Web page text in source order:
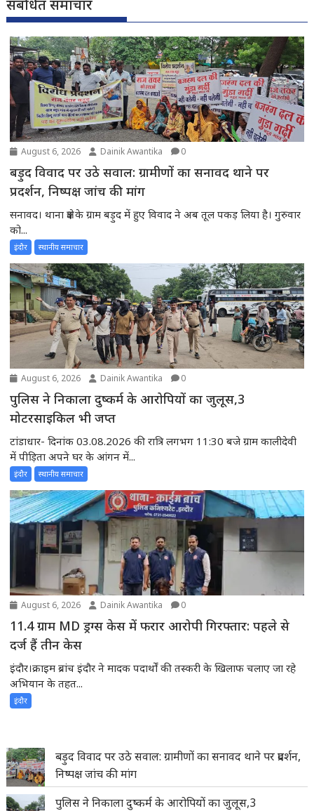
संबंधित समाचार
August 6, 2026 Dainik Awantika 0
बड़ुद विवाद पर उठे सवाल: ग्रामीणों का सनावद थाने पर
प्रदर्शन, निष्पक्ष जांच की मांग
सनावद। थाना क्षेत्र के ग्राम बड़ुद में हुए विवाद ने अब तूल पकड़ लिया है। गुरुवार
को...
इंदौर स्थानीय समाचार
August 6, 2026 Dainik Awantika 0
पुलिस ने निकाला दुष्कर्म के आरोपियों का जुलूस,3
मोटरसाइकिल भी जप्त
टांडाधार- दिनांक 03.08.2026 की रात्रि लगभग 11:30 बजे ग्राम कालीदेवी
में पीड़िता अपने घर के आंगन में...
इंदौर स्थानीय समाचार
August 6, 2026 Dainik Awantika 0
11.4 ग्राम MD ड्रग्स केस में फरार आरोपी गिरफ्तार: पहले से
दर्ज हैं तीन केस
इंदौर।क्राइम ब्रांच इंदौर ने मादक पदार्थों की तस्करी के खिलाफ चलाए जा रहे
अभियान के तहत...
इंदौर
बड़ुद विवाद पर उठे सवाल: ग्रामीणों का सनावद थाने पर प्रदर्शन,
निष्पक्ष जांच की मांग
पुलिस ने निकाला दुष्कर्म के आरोपियों का जुलूस,3